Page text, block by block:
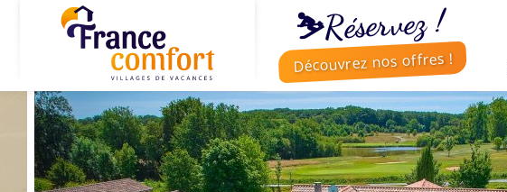
⛷️Réservez !
Découvrez nos offres !